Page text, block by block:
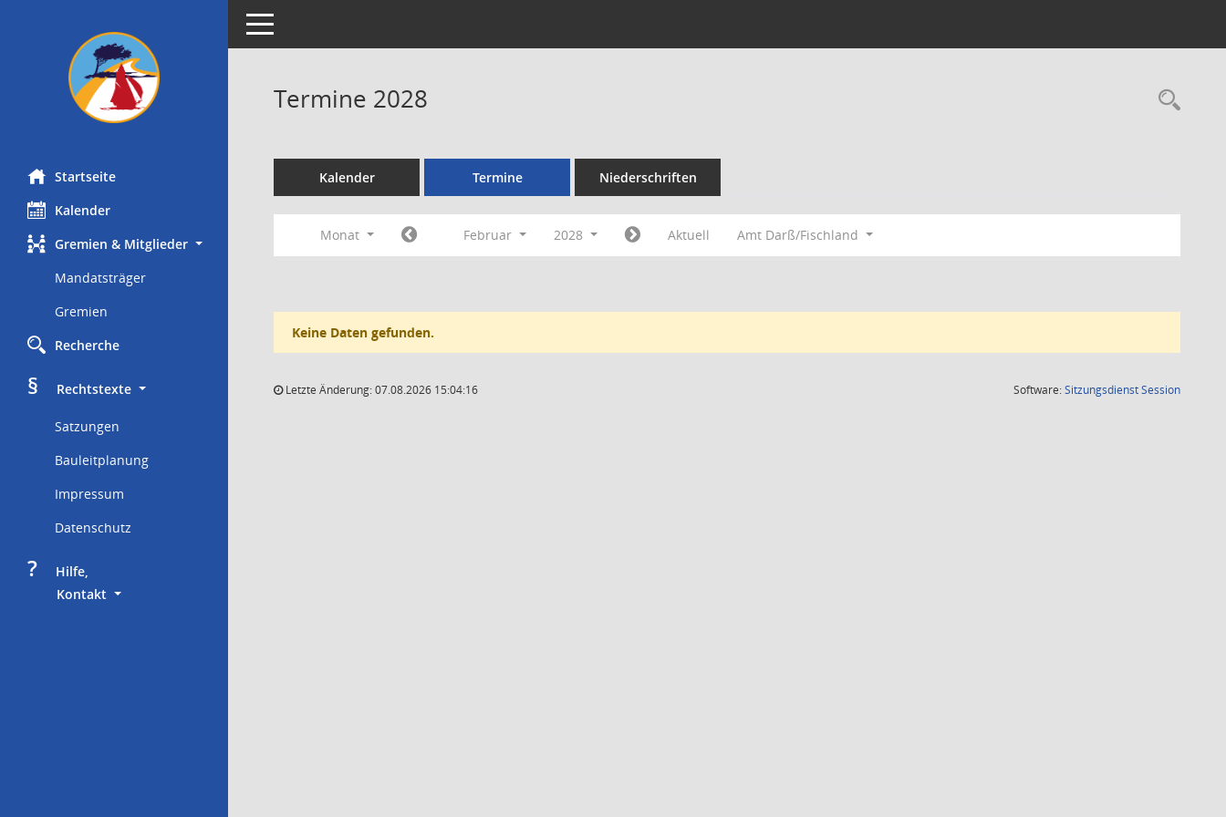
Startseite
Kalender
Gremien & Mitglieder
Mandatsträger
Gremien
Recherche
§
     Rechtstexte
Satzungen
Bauleitplanung
Impressum
Datenschutz
?
     Hilfe,
Kontakt
Toggle navigation
Termine 2028
Kalender Termine Niederschriften
Monat Februar 2028 Aktuell Amt Darß/Fischland
Keine Daten gefunden.
Letzte Änderung: 07.08.2026 15:04:16 Software:SitzungsdienstSession(Wird in